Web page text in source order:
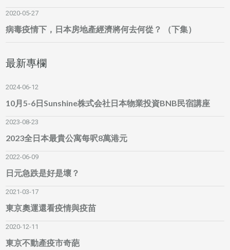
2020-05-27
病毒疫情下，日本房地產經濟將何去何從？ （下集）
最新專欄
2024-06-12
10月5-6日Sunshine株式会社日本物業投資BNB民宿講座
2023-08-23
2023全日本最貴公寓每呎8萬港元
2022-06-09
日元急跌是好是壞？
2021-03-17
東京奧運還看疫情與疫苗
2020-12-11
東京不動產疫市奇葩